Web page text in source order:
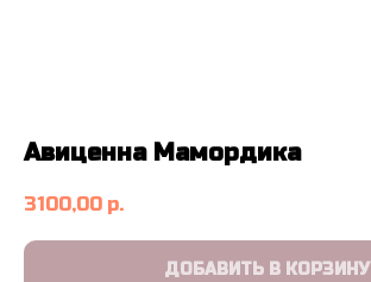
Авиценна Мамордика
3100,00 р.
ДОБАВИТЬ В КОРЗИНУ